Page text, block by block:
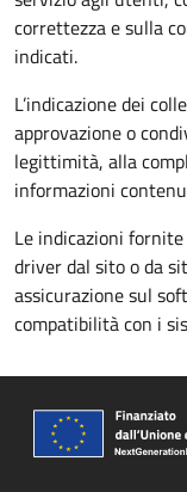
correttezza e sulla
indicati.
L’indicazione dei
approvazione o
legittimità, alla
informazioni
Le indicazioni
driver dal sito o da
assicurazione sul
compatibilità con i